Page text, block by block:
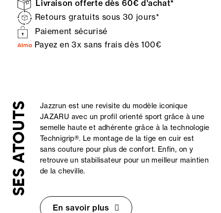
Livraison offerte dès 60€ d'achat*
Retours gratuits sous 30 jours*
Paiement sécurisé
Payez en 3x sans frais dès 100€
SES ATOUTS
Jazzrun est une revisite du modèle iconique
JAZARU avec un profil orienté sport grâce à une
semelle haute et adhérente grâce à la technologie
Technigrip®. Le montage de la tige en cuir est
sans couture pour plus de confort. Enfin, on y
retrouve un stabilisateur pour un meilleur maintien
de la cheville.
En savoir plus